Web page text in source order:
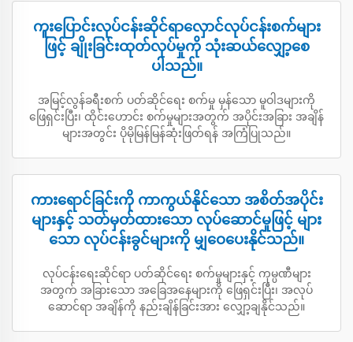
ကူးပြောင်းလုပ်ငန်းဆိုင်ရာလှောင်လုပ်ငန်းစက်များ
ဖြင့် ချိုးခြင်းထုတ်လုပ်မှုကို သုံးဆယ်လျှော့စေ
ပါသည်။
အမြင့်လွန်ခရီးစက် ပတ်ဆိုင်ရေး စက်မှု မှန်သော မူဝါဒများကို
ဖြေရှင်းပြီး၊ ထိုင်းဟောင်း စက်မှုများအတွက် အပိုင်းအခြား အချိန်
များအတွင်း ပိုမိုမြန်မြန်ဆုံးဖြတ်ရန် အကြံပြုသည်။
ကားရောင်ခြင်းကို ကာကွယ်နိုင်သော အစိတ်အပိုင်း
များနှင့် သတ်မှတ်ထားသော လုပ်ဆောင်မှုဖြင့် များ
သော လုပ်ငန်းခွင်များကို မျှဝေပေးနိုင်သည်။
လုပ်ငန်းရေးဆိုင်ရာ ပတ်ဆိုင်ရေး စက်မှုများနှင့် ကုမ္ပဏီများ
အတွက် အခြားသော အခြေအနေများကို ဖြေရှင်းပြီး၊ အလုပ်
ဆောင်ရာ အချိန်ကို နည်းချိန်ခြင်းအား လျှော့ချနိုင်သည်။